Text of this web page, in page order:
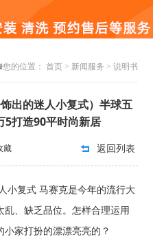
您的位置： 首页> 新闻服务 > 说明书
出的迷人小复式）半球五
5打造90平时尚新居
藏 返回列表
小复式 马赛克是今年的流行大
、缺乏品位。怎样合理运用
的小家打扮的漂漂亮亮的？